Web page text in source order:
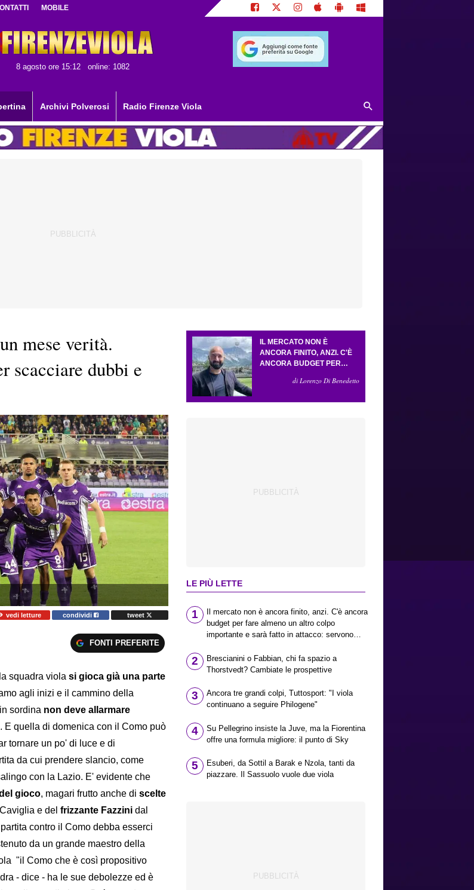
MOBILE
8 agosto ore 15:12 online: 1082
Archivi Polverosi Radio Firenze Viola
mese verità.
scacciare dubbi e
vedi letture condividi tweet
FONTI PREFERITE
squadra viola si gioca già una parte
agli inizi e il cammino della
sordina non deve allarmare
E quella di domenica con il Como può
tornare un po' di luce e di
da cui prendere slancio, come
con la Lazio. E' evidente che
gioco, magari frutto anche di scelte
e del frizzante Fazzini dal
contro il Como debba esserci
da un grande maestro della
"il Como che è così propositivo
- dice - ha le sue debolezze ed è
IL MERCATO NON È
ANCORA FINITO, ANZI. C'È
ANCORA BUDGET PER
COLPO IMPORTANTE E
di Lorenzo Di Benedetto
LE PIÙ LETTE
1
Il mercato non è ancora finito, anzi. C'è ancora
budget per fare almeno un altro colpo
importante e sarà fatto in attacco: servono
il Bologna: caccia al giusto incastro
2
Brescianini o Fabbian, chi fa spazio a
Thorstvedt? Cambiate le prospettive
3
Ancora tre grandi colpi, Tuttosport: "I viola
continuano a seguire Philogene"
4
Su Pellegrino insiste la Juve, ma la Fiorentina
offre una formula migliore: il punto di Sky
5
Esuberi, da Sottil a Barak e Nzola, tanti da
piazzare. Il Sassuolo vuole due viola